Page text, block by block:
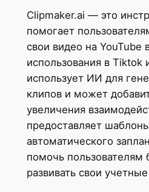
Clipmaker.ai — это
помогает
свои видео на YouTube
использования в Tiktok
использует ИИ для
клипов и может
увеличения
предоставляет
автоматического
помочь пользователям
развивать свои